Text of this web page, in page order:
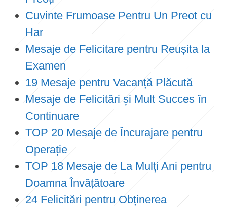
Cuvinte Frumoase Pentru Un Preot cu
Har
Mesaje de Felicitare pentru Reușita la
Examen
19 Mesaje pentru Vacanță Plăcută
Mesaje de Felicitări și Mult Succes în
Continuare
TOP 20 Mesaje de Încurajare pentru
Operație
TOP 18 Mesaje de La Mulți Ani pentru
Doamna Învățătoare
24 Felicitări pentru Obținerea